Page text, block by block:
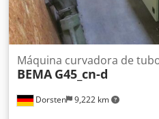
Dorsten 9,222 km
Máquina curvadora de
BEMA G45_cn-d